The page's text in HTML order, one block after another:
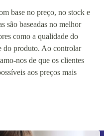
base no preço, no stock e
são baseadas no melhor
como a qualidade do
do produto. Ao controlar
nos de que os clientes
aos preços mais